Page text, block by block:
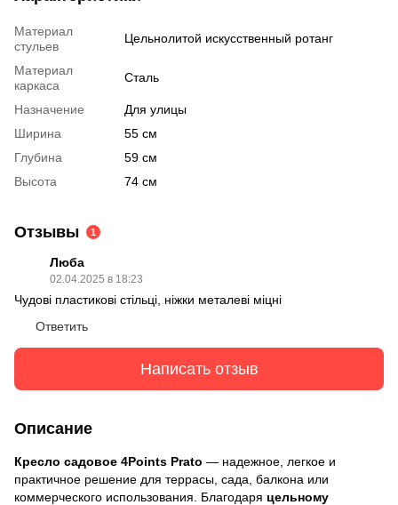
Материал
стульев
Цельнолитой искусственный ротанг
Материал
каркаса
Сталь
Назначение
Для улицы
Ширина
55 см
Глубина
59 см
Высота
74 см
Отзывы 1
Люба
02.04.2025 в 18:23
Чудові пластикові стільці, ніжки металеві міцні
Ответить
Написать отзыв
Описание
Кресло садовое 4Points Prato — надежное, легкое и
практичное решение для террасы, сада, балкона или
коммерческого использования. Благодаря цельному